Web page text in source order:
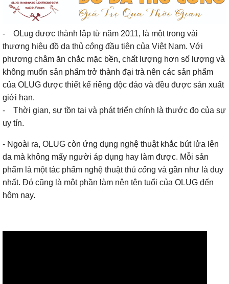
- OLug được thành lập từ năm 2011, là một trong vài
thương hiệu đồ da thủ công đầu tiên của Việt Nam. Với
phương châm ăn chắc mặc bền, chất lượng hơn số lượng và
không muốn sản phẩm trở thành đại trà nên các sản phẩm
của OLUG được thiết kế riêng độc đáo và đều được sản xuất
giới hạn.
- Thời gian, sự tồn tại và phát triển chính là thước đo của sự
uy tín.
- Ngoài ra, OLUG còn ứng dụng nghệ thuật khắc bút lửa lên
da mà không mấy người áp dụng hay làm được. Mỗi sản
phẩm là một tác phẩm nghệ thuật thủ công và gần như là duy
nhất. Đó cũng là một phần làm nên tên tuổi của OLUG đến
hôm nay.